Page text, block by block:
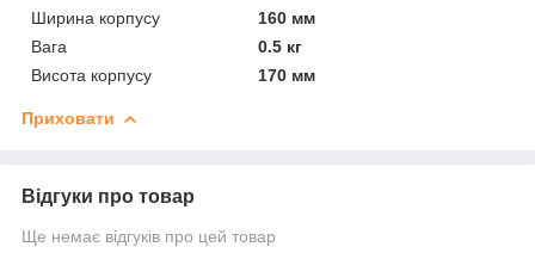
Ширина корпусу
160 мм
Вага
0.5 кг
Висота корпусу
170 мм
Приховати
Відгуки про товар
Ще немає відгуків про цей товар